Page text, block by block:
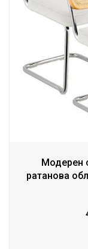
Модерен
ратанова